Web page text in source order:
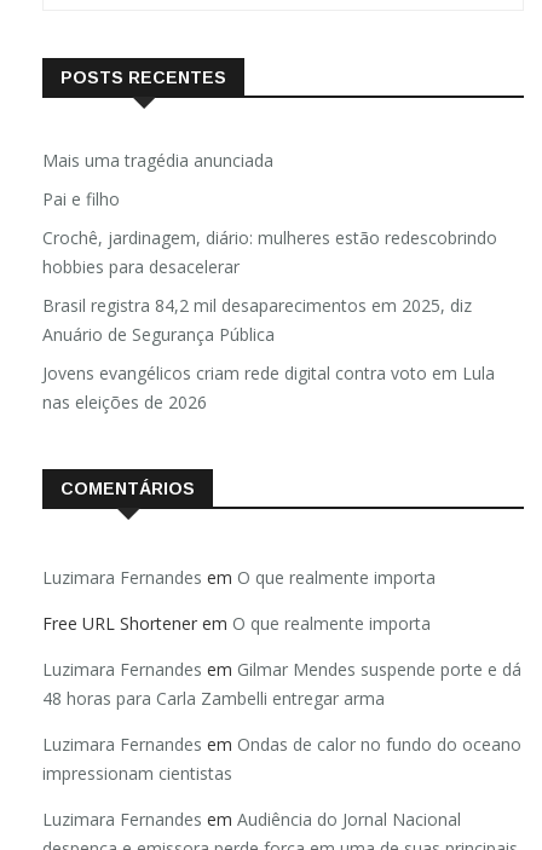
POSTS RECENTES
Mais uma tragédia anunciada
Pai e filho
Crochê, jardinagem, diário: mulheres estão redescobrindo
hobbies para desacelerar
Brasil registra 84,2 mil desaparecimentos em 2025, diz
Anuário de Segurança Pública
Jovens evangélicos criam rede digital contra voto em Lula
nas eleições de 2026
COMENTÁRIOS
Luzimara Fernandes em O que realmente importa
Free URL Shortener em O que realmente importa
Luzimara Fernandes em Gilmar Mendes suspende porte e dá
48 horas para Carla Zambelli entregar arma
Luzimara Fernandes em Ondas de calor no fundo do oceano
impressionam cientistas
Luzimara Fernandes em Audiência do Jornal Nacional